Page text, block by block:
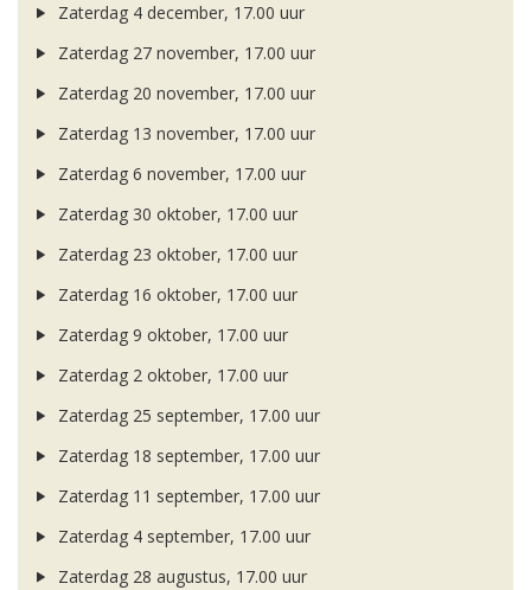
Zaterdag 4 december, 17.00 uur
Zaterdag 27 november, 17.00 uur
Zaterdag 20 november, 17.00 uur
Zaterdag 13 november, 17.00 uur
Zaterdag 6 november, 17.00 uur
Zaterdag 30 oktober, 17.00 uur
Zaterdag 23 oktober, 17.00 uur
Zaterdag 16 oktober, 17.00 uur
Zaterdag 9 oktober, 17.00 uur
Zaterdag 2 oktober, 17.00 uur
Zaterdag 25 september, 17.00 uur
Zaterdag 18 september, 17.00 uur
Zaterdag 11 september, 17.00 uur
Zaterdag 4 september, 17.00 uur
Zaterdag 28 augustus, 17.00 uur